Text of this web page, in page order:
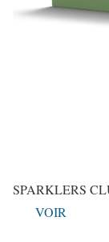
SPARKLERS
VOIR